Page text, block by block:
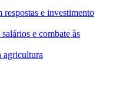
respostas e investimento
e combate às
agricultura